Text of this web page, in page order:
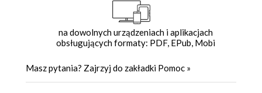
na dowolnych urządzeniach i aplikacjach
obsługujących formaty: PDF, EPub, Mobi
Masz pytania? Zajrzyj do zakładki Pomoc »